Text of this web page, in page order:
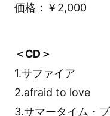
価格：￥2,000
＜CD＞
1.サファイア
2.afraid to love
3.サマータイム・